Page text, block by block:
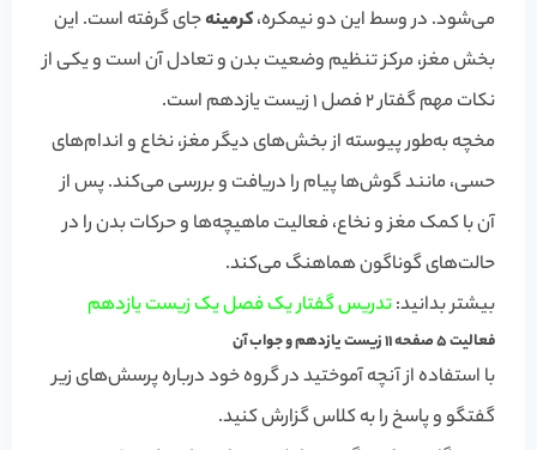
می‌شود. در وسط این دو نیمکره،کرمینهجای گرفته است. این
بخش مغز، مرکز تنظیم وضعیت بدن و تعادل آن است و یکی از
نکات مهم گفتار 2 فصل 1 زیست یازدهم است.
مخچه به‌طور پیوسته از بخش‌های دیگر مغز، نخاع و اندام‌های
حسی، مانند گوش‌ها پیام را دریافت و بررسی می‌کند. پس از
آن با کمک مغز و نخاع، فعالیت ماهیچه‌ها و حرکات بدن را در
حالت‌های گوناگون هماهنگ می‌کند.
بیشتر بدانید:تدریس گفتار یک فصل یک زیست یازدهم
فعالیت 5 صفحه 11 زیست یازدهم و جواب آن
با استفاده از آنچه آموختید در گروه خود درباره پرسش‌های زیر
گفتگو و پاسخ را به کلاس گزارش کنید.